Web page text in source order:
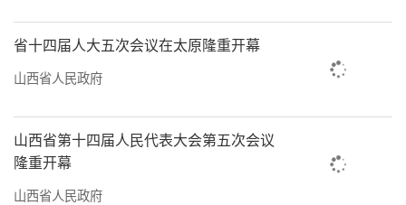
省十四届人大五次会议在太原隆重开幕
山西省人民政府
山西省第十四届人民代表大会第五次会议
隆重开幕
山西省人民政府